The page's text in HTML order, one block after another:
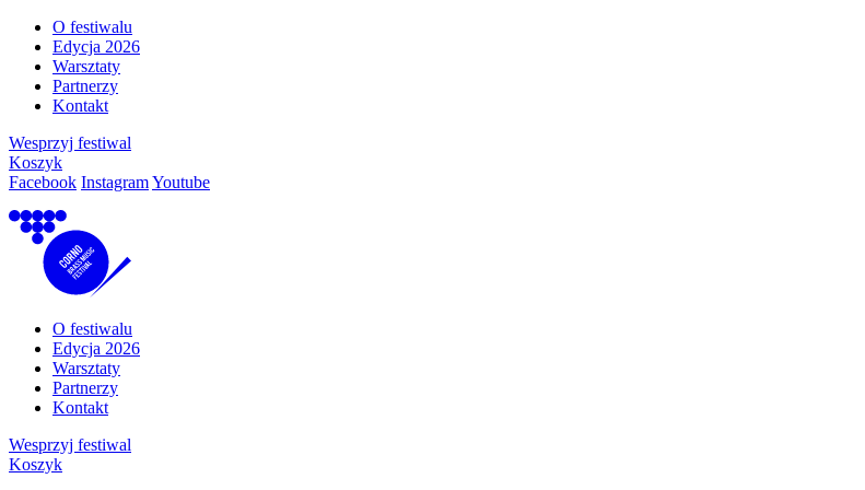
O festiwalu
Edycja 2026
Warsztaty
Partnerzy
Kontakt
Wesprzyj festiwal
Koszyk
Facebook InstagramYoutube
O festiwalu
Edycja 2026
Warsztaty
Partnerzy
Kontakt
Wesprzyj festiwal
Koszyk